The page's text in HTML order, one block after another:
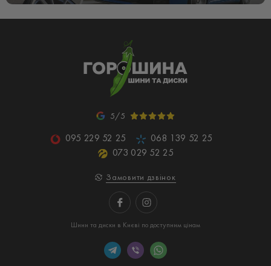
5/5
095 229 52 25
068 139 52 25
073 029 52 25
Замовити дзвінок
Шини та диски в Києві по доступним цінам